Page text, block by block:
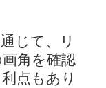
じて、リ
角を確認
点もあり